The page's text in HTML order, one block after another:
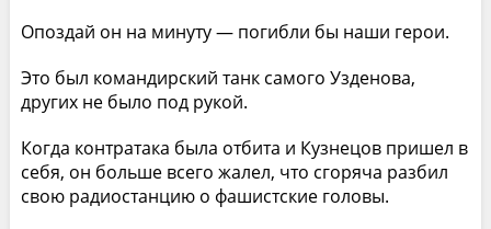
Опоздай он на минуту — погибли бы наши герои.
Это был командирский танк самого Узденова,
других не было под рукой.
Когда контратака была отбита и Кузнецов пришел в
себя, он больше всего жалел, что сгоряча разбил
свою радиостанцию о фашистские головы.